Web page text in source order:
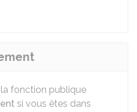
fonction publique
si vous êtes dans